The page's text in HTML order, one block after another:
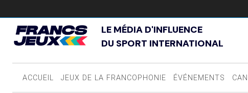
LE MÉDIA D'INFLUENCE
DU SPORT INTERNATIONAL
ACCUEIL JEUX DE LA FRANCOPHONIE ÉVÉNEMENTS